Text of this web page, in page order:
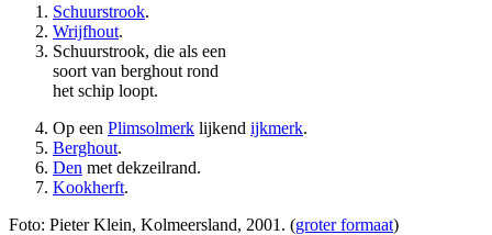
Schuurstrook.
Wrijfhout.
Schuurstrook, die als een
soort van berghout rond
het schip loopt.
Op een Plimsolmerk lijkend ijkmerk.
Berghout.
Den met dekzeilrand.
Kookherft.
Foto: Pieter Klein, Kolmeersland, 2001. (groter formaat)